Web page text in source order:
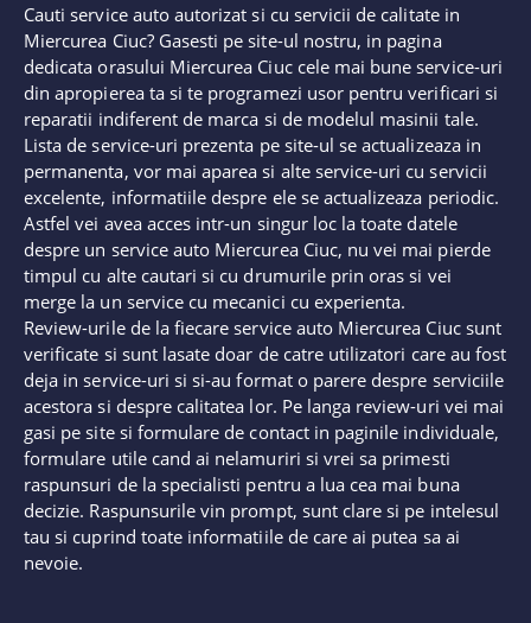
Cauti service auto autorizat si cu servicii de calitate in
Miercurea Ciuc? Gasesti pe site-ul nostru, in pagina
dedicata orasului Miercurea Ciuc cele mai bune service-uri
din apropierea ta si te programezi usor pentru verificari si
reparatii indiferent de marca si de modelul masinii tale.
Lista de service-uri prezenta pe site-ul se actualizeaza in
permanenta, vor mai aparea si alte service-uri cu servicii
excelente, informatiile despre ele se actualizeaza periodic.
Astfel vei avea acces intr-un singur loc la toate datele
despre un service auto Miercurea Ciuc, nu vei mai pierde
timpul cu alte cautari si cu drumurile prin oras si vei
merge la un service cu mecanici cu experienta.
Review-urile de la fiecare service auto Miercurea Ciuc sunt
verificate si sunt lasate doar de catre utilizatori care au fost
deja in service-uri si si-au format o parere despre serviciile
acestora si despre calitatea lor. Pe langa review-uri vei mai
gasi pe site si formulare de contact in paginile individuale,
formulare utile cand ai nelamuriri si vrei sa primesti
raspunsuri de la specialisti pentru a lua cea mai buna
decizie. Raspunsurile vin prompt, sunt clare si pe intelesul
tau si cuprind toate informatiile de care ai putea sa ai
nevoie.